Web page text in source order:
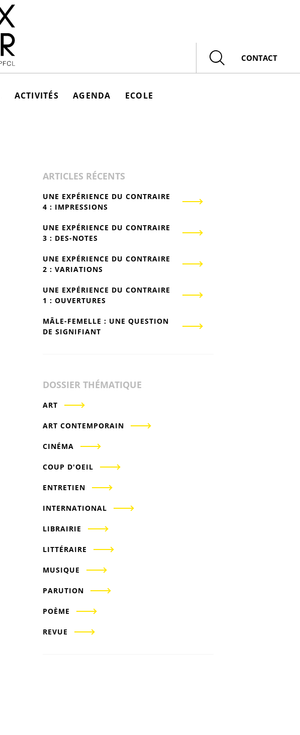
Rechercher
CONTACT
ACTIVITÉS AGENDA ECOLE
ARTICLES RÉCENTS
UNE EXPÉRIENCE DU CONTRAIRE
4 : IMPRESSIONS
UNE EXPÉRIENCE DU CONTRAIRE
3 : DES-NOTES
UNE EXPÉRIENCE DU CONTRAIRE
2 : VARIATIONS
UNE EXPÉRIENCE DU CONTRAIRE
1 : OUVERTURES
MÂLE-FEMELLE : UNE QUESTION
DE SIGNIFIANT
DOSSIER THÉMATIQUE
ART
ART CONTEMPORAIN
CINÉMA
COUP D'OEIL
ENTRETIEN
INTERNATIONAL
LIBRAIRIE
LITTÉRAIRE
MUSIQUE
PARUTION
POÈME
REVUE